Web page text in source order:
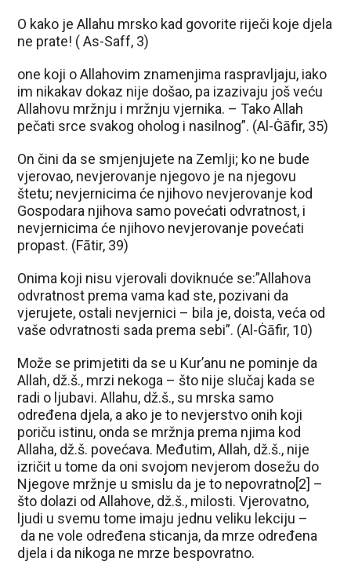
O kako je Allahu mrsko kad govorite riječi koje djela
ne prate! ( As-Saff, 3)
one koji o Allahovim znamenjima raspravljaju, iako
im nikakav dokaz nije došao, pa izazivaju još veću
Allahovu mržnju i mržnju vjernika. – Tako Allah
pečati srce svakog oholog i nasilnog”. (Al-Ġāfir, 35)
On čini da se smjenjujete na Zemlji; ko ne bude
vjerovao, nevjerovanje njegovo je na njegovu
štetu; nevjernicima će njihovo nevjerovanje kod
Gospodara njihova samo povećati odvratnost, i
nevjernicima će njihovo nevjerovanje povećati
propast. (Fātir, 39)
Onima koji nisu vjerovali doviknuće se:”Allahova
odvratnost prema vama kad ste, pozivani da
vjerujete, ostali nevjernici – bila je, doista, veća od
vaše odvratnosti sada prema sebi”. (Al-Ġāfir, 10)
Može se primjetiti da se u Kur’anu ne pominje da
Allah, dž.š., mrzi nekoga – što nije slučaj kada se
radi o ljubavi. Allahu, dž.š., su mrska samo
određena djela, a ako je to nevjerstvo onih koji
poriču istinu, onda se mržnja prema njima kod
Allaha, dž.š. povećava. Međutim, Allah, dž.š., nije
izričit u tome da oni svojom nevjerom dosežu do
Njegove mržnje u smislu da je to nepovratno[2] –
što dolazi od Allahove, dž.š., milosti. Vjerovatno,
ljudi u svemu tome imaju jednu veliku lekciju –
da ne vole određena sticanja, da mrze određena
djela i da nikoga ne mrze bespovratno.